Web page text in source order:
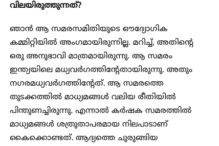
വിലയിരുത്തുന്നത്?
ഞാൻ ആ സമരസമിതിയുടെ ഔദ്യോഗിക
കമ്മിറ്റിയിൽ അംഗമായിരുന്നില്ല. മറിച്ച്, അതിന്റെ
ഒരു അനുഭാവി മാത്രമായിരുന്നു. ആ സമരം
ഇന്ത്യയിലെ മധ്യവർഗത്തിന്റേതായിരുന്നു. അതും
നഗരമധ്യവർഗത്തിന്റേത്. ആ സമരത്തെ
തുടക്കത്തിൽ മാധ്യമങ്ങൾ വലിയ രീതിയിൽ
പിന്തുണച്ചിരുന്നു. എന്നാൽ കർഷക സമരത്തിൽ
മാധ്യമങ്ങൾ ശത്രുതാപരമായ നിലപാടാണ്
കൈക്കൊണ്ടത്. ആദ്യത്തെ ചുരുങ്ങിയ